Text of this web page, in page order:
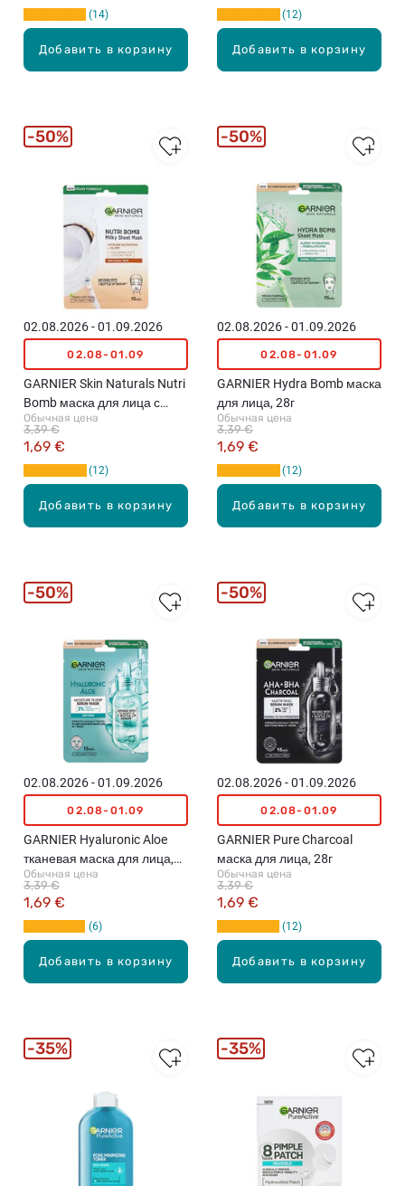
Добавить в корзину
14
Добавить в корзину
12
Добавить в корзину
02.08.2026 - 01.09.2026
02.08-01.09
GARNIER Skin Naturals Nutri
Bomb маска для лица с
кокосовым молоком, 32г
Обычная цена
1,69 €
3,39 €
12
50%
Добавить в корзину
02.08.2026 - 01.09.2026
02.08-01.09
GARNIER Hydra Bomb маска
для лица, 28г
Обычная цена
1,69 €
3,39 €
12
50%
Добавить в корзину
02.08.2026 - 01.09.2026
02.08-01.09
GARNIER Hyaluronic Aloe
тканевая маска для лица,
28г
Обычная цена
1,69 €
3,39 €
6
50%
Добавить в корзину
02.08.2026 - 01.09.2026
02.08-01.09
GARNIER Pure Charcoal
маска для лица, 28г
Обычная цена
1,69 €
3,39 €
12
50%
35% 35%